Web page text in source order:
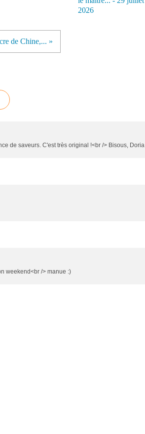
2026
de Chine,... »
de saveurs. C'est très original !<br /> Bisous, Doria
weekend<br /> manue :)